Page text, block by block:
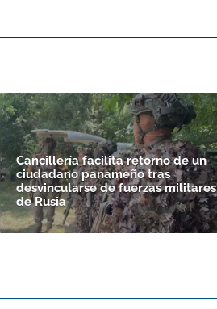
Cancillería facilita retorno de un
ciudadano panameño tras
desvincularse de fuerzas militares
de Rusia